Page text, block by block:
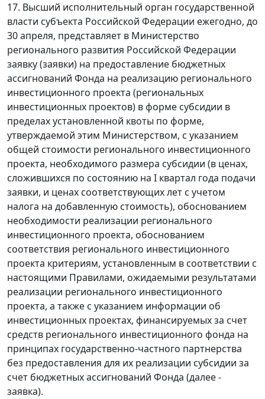
17. Высший исполнительный орган государственной
власти субъекта Российской Федерации ежегодно, до
30 апреля, представляет в Министерство
регионального развития Российской Федерации
заявку (заявки) на предоставление бюджетных
ассигнований Фонда на реализацию регионального
инвестиционного проекта (региональных
инвестиционных проектов) в форме субсидии в
пределах установленной квоты по форме,
утверждаемой этим Министерством, с указанием
общей стоимости регионального инвестиционного
проекта, необходимого размера субсидии (в ценах,
сложившихся по состоянию на I квартал года подачи
заявки, и ценах соответствующих лет с учетом
налога на добавленную стоимость), обоснованием
необходимости реализации регионального
инвестиционного проекта, обоснованием
соответствия регионального инвестиционного
проекта критериям, установленным в соответствии с
настоящими Правилами, ожидаемыми результатами
реализации регионального инвестиционного
проекта, а также с указанием информации об
инвестиционных проектах, финансируемых за счет
средств регионального инвестиционного фонда на
принципах государственно-частного партнерства
без предоставления для их реализации субсидии за
счет бюджетных ассигнований Фонда (далее -
заявка).